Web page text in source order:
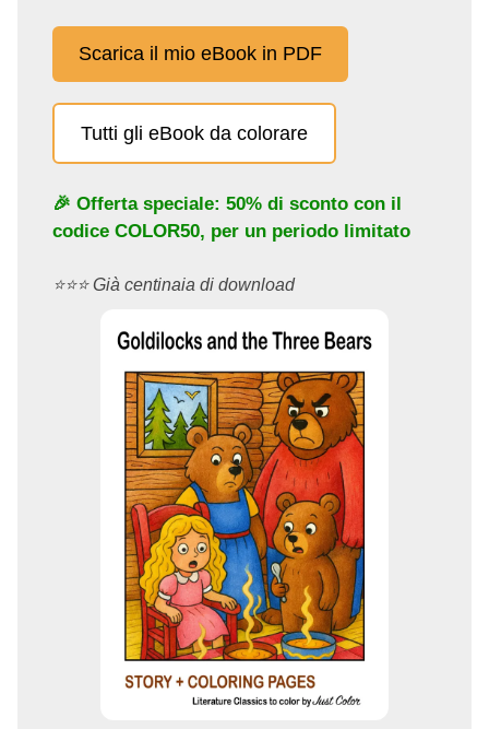
Scarica il mio eBook in PDF
Tutti gli eBook da colorare
🎉 Offerta speciale: 50% di sconto con il
codice COLOR50, per un periodo limitato
⭐️⭐️⭐️ Già centinaia di download